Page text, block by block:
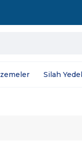
Silah